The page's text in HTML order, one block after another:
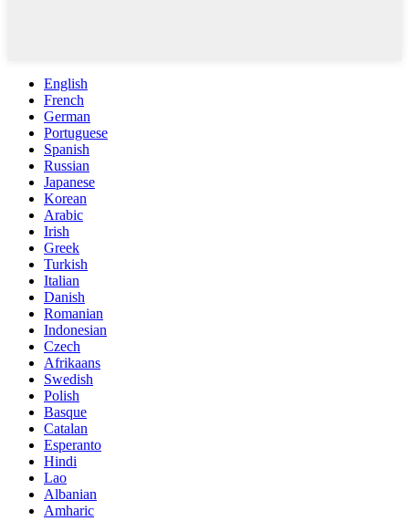
English
French
German
Portuguese
Spanish
Russian
Japanese
Korean
Arabic
Irish
Greek
Turkish
Italian
Danish
Romanian
Indonesian
Czech
Afrikaans
Swedish
Polish
Basque
Catalan
Esperanto
Hindi
Lao
Albanian
Amharic